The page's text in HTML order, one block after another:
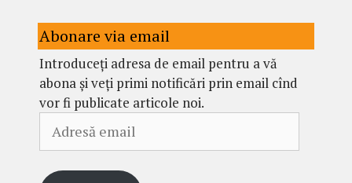
Abonare via email
Introduceți adresa de email pentru a vă
abona și veți primi notificări prin email cînd
vor fi publicate articole noi.
email